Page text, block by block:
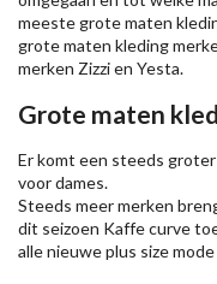
meeste grote maten
grote maten kleding
merken Zizzien Yesta.
Grote maten
Er komt een steeds
voor dames.
Steeds meer merken
dit seizoen Kaffecurve
alle nieuweplus size mode